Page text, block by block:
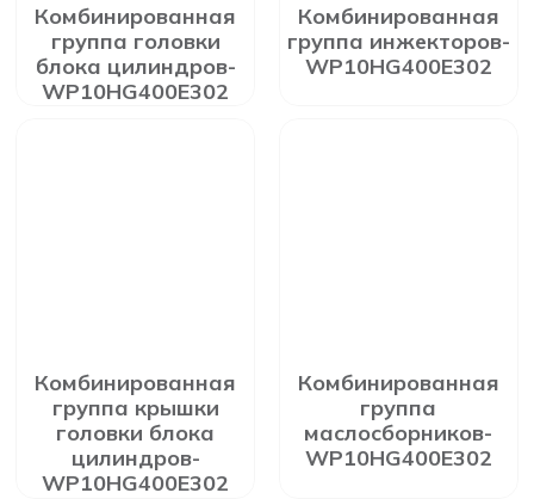
Комбинированная
группа головки
блока цилиндров-
WP10HG400E302
Комбинированная
группа инжекторов-
WP10HG400E302
Комбинированная
группа крышки
головки блока
цилиндров-
WP10HG400E302
Комбинированная
группа
маслосборников-
WP10HG400E302